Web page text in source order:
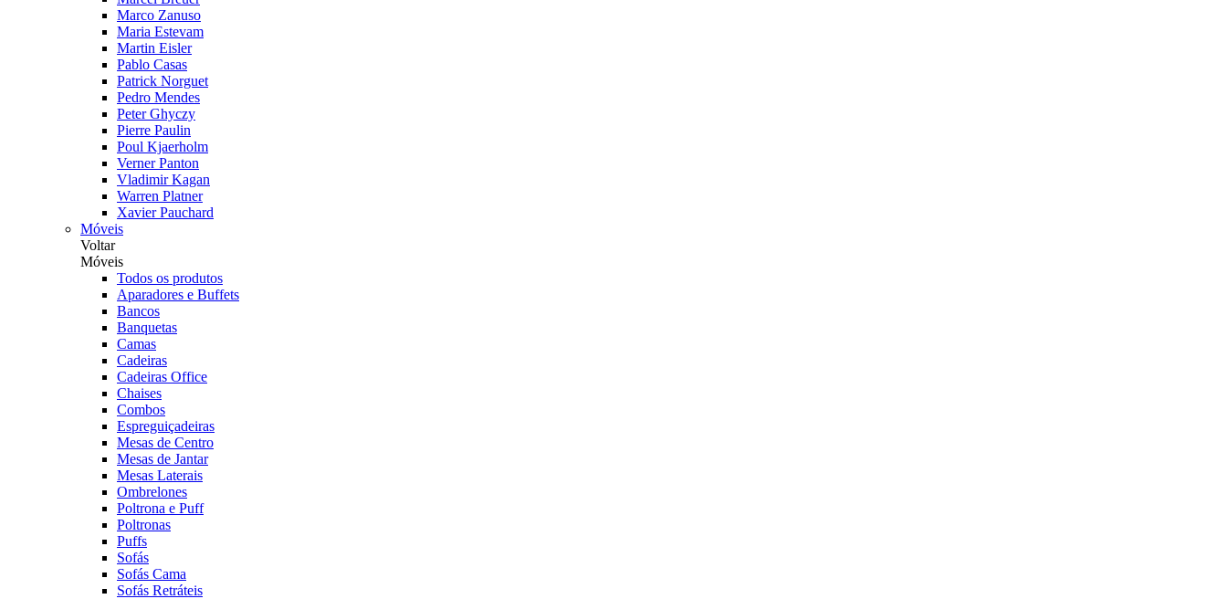
Marco Zanuso
Maria Estevam
Martin Eisler
Pablo Casas
Patrick Norguet
Pedro Mendes
Peter Ghyczy
Pierre Paulin
Poul Kjaerholm
Verner Panton
Vladimir Kagan
Warren Platner
Xavier Pauchard
Móveis
Voltar
Móveis
Todos os produtos
Aparadores e Buffets
Bancos
Banquetas
Camas
Cadeiras
Cadeiras Office
Chaises
Combos
Espreguiçadeiras
Mesas de Centro
Mesas de Jantar
Mesas Laterais
Ombrelones
Poltrona e Puff
Poltronas
Puffs
Sofás
Sofás Cama
Sofás Retráteis